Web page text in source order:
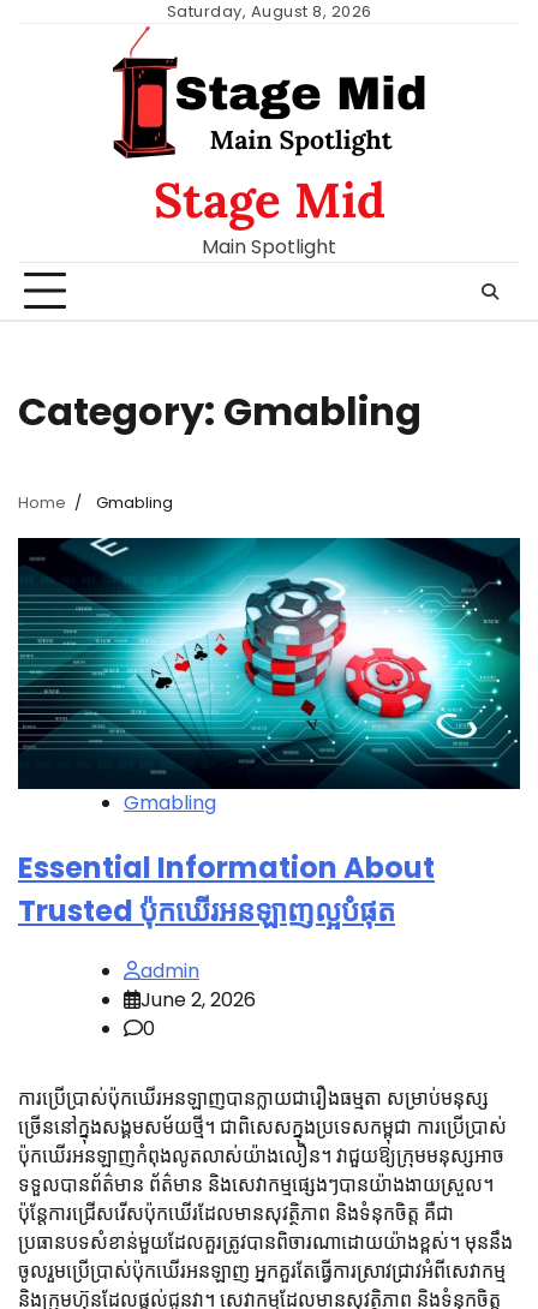
Saturday, August 8, 2026
Stage Mid
Main Spotlight
Category: Gmabling
Home Gmabling
Gmabling
Essential Information About
Trusted ប៉ុកឃើរអនឡាញល្អបំផុត
admin
June 2, 2026
0
ការប្រើប្រាស់ប៉ុកឃើរអនឡាញបានក្លាយជារឿងធម្មតា សម្រាប់មនុស្ស
ច្រើននៅក្នុងសង្គមសម័យថ្មី។ ជាពិសេសក្នុងប្រទេសកម្ពុជា ការប្រើប្រាស់
ប៉ុកឃើរអនឡាញកំពុងលូតលាស់យ៉ាងលឿន។ វាជួយឱ្យក្រុមមនុស្សអាច
ទទួលបានព័ត៌មាន ព័ត៌មាន និងសេវាកម្មផ្សេងៗបានយ៉ាងងាយស្រួល។
ប៉ុន្តែការជ្រើសរើសប៉ុកឃើរដែលមានសុវត្ថិភាព និងទំនុកចិត្ត គឺជា
ប្រធានបទសំខាន់មួយដែលគួរត្រូវបានពិចារណាដោយយ៉ាងខ្ពស់។ មុននឹង
ចូលរួមប្រើប្រាស់ប៉ុកឃើរអនឡាញ អ្នកគួរតែធ្វើការស្រាវជ្រាវអំពីសេវាកម្ម
និងក្រុមហ៊ុនដែលផ្តល់ជូនវា។ សេវាកម្មដែលមានសុវត្ថិភាព និងទំនុកចិត្ត